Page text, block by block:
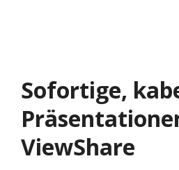
Sofortige,
ViewShare